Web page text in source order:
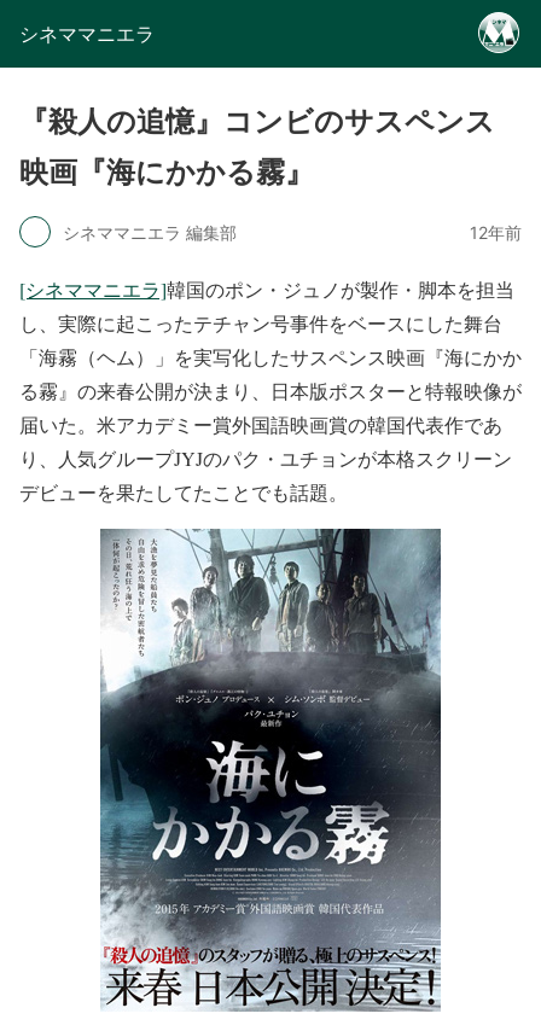
シネママニエラ
『殺人の追憶』コンビのサスペンス
映画『海にかかる霧』
シネママニエラ 編集部 12年前
[シネママニエラ]韓国のポン・ジュノが製作・脚本を担当
し、実際に起こったテチャン号事件をベースにした舞台
「海霧（ヘム）」を実写化したサスペンス映画『海にかか
る霧』の来春公開が決まり、日本版ポスターと特報映像が
届いた。米アカデミー賞外国語映画賞の韓国代表作であ
り、人気グループJYJのパク・ユチョンが本格スクリーン
デビューを果たしてたことでも話題。